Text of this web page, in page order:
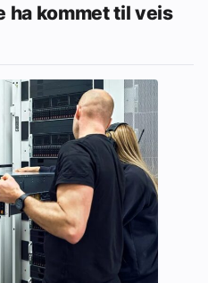
ha kommet til veis